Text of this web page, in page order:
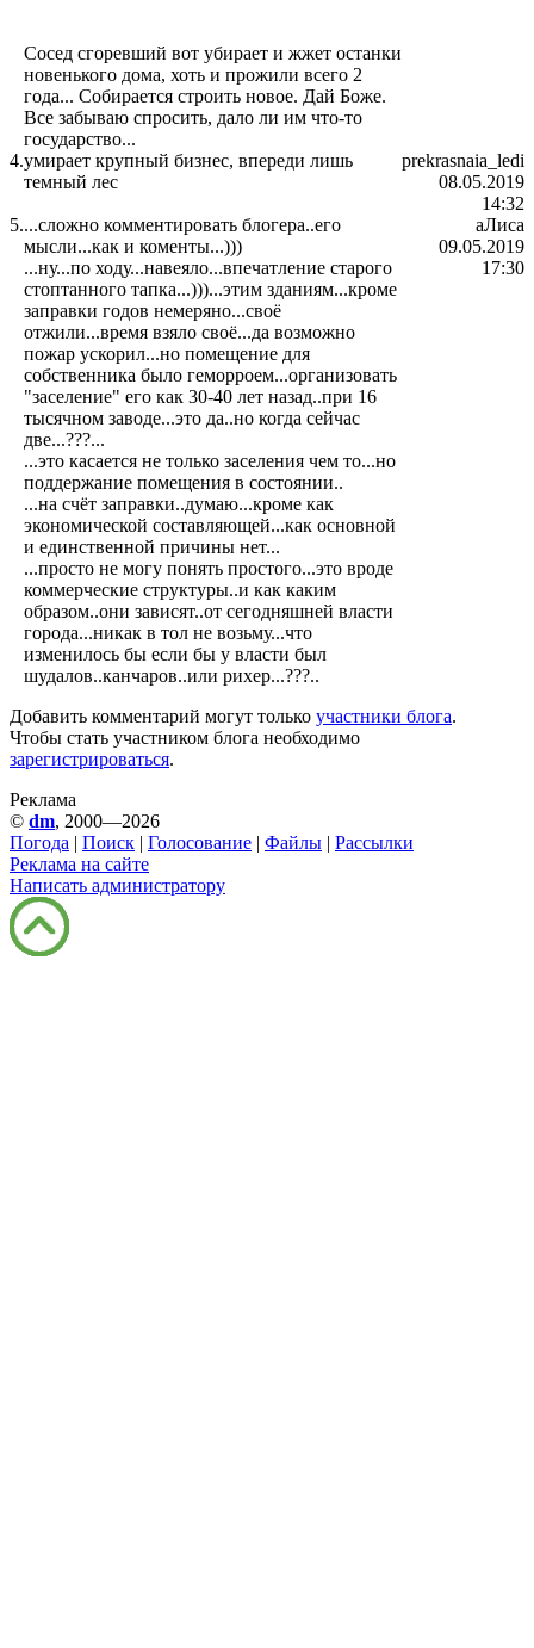
Сосед сгоревший вот убирает и жжет останки
новенького дома, хоть и прожили всего 2
года... Собирается строить новое. Дай Боже.
Все забываю спросить, дало ли им что-то
государство...
4.умирает крупный бизнес, впереди лишь
темный лес
prekrasnaia_ledi
08.05.2019
14:32
5....сложно комментировать блогера..его
мысли...как и коменты...)))
...ну...по ходу...навеяло...впечатление старого
стоптанного тапка...)))...этим зданиям...кроме
заправки годов немеряно...своё
отжили...время взяло своё...да возможно
пожар ускорил...но помещение для
собственника было геморроем...организовать
"заселение" его как 30-40 лет назад..при 16
тысячном заводе...это да..но когда сейчас
две...???...
...это касается не только заселения чем то...но
поддержание помещения в состоянии..
...на счёт заправки..думаю...кроме как
экономической составляющей...как основной
и единственной причины нет...
...просто не могу понять простого...это вроде
коммерческие структуры..и как каким
образом..они зависят..от сегодняшней власти
города...никак в тол не возьму...что
изменилось бы если бы у власти был
шудалов..канчаров..или рихер...???..
аЛиса
09.05.2019
17:30
Добавить комментарий могут только участники блога.
Чтобы стать участником блога необходимо
зарегистрироваться.
Реклама
© dm, 2000—2026
Погода | Поиск | Голосование | Файлы | Рассылки
Реклама на сайте
Написать администратору